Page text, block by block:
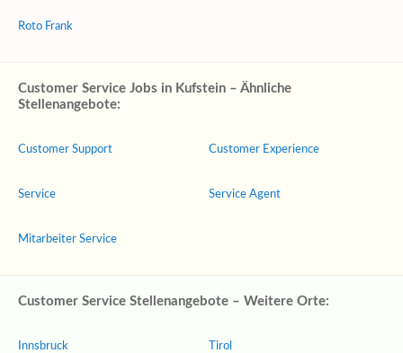
Roto Frank
Customer Service Jobs in Kufstein – Ähnliche
Stellenangebote:
Customer Support
Service
Mitarbeiter Service
Customer Experience
Service Agent
Customer Service Stellenangebote – Weitere Orte:
Innsbruck Tirol